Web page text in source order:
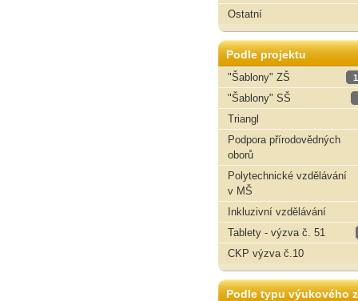
Ostatní
Podle projektu
"Šablony" ZŠ
"Šablony" SŠ
Triangl
Podpora přírodovědných
oborů
Polytechnické vzdělávání
v MŠ
Inkluzivní vzdělávání
Tablety - výzva č. 51
CKP výzva č.10
Podle typu výukového